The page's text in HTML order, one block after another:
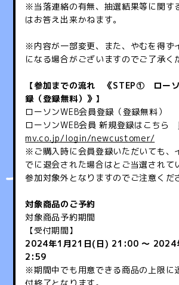
※当落連絡の有無、抽選結果等に関す
はお答え出来かねます。
※内容が一部変更、また、やむを得ず
になる場合がございますのでご了承く
【参加までの流れ 《STEP① ロー
録（登録無料）》】
ローソンWEB会員登録（登録無料）
ローソンWEB会員 新規登録はこちら
mv.co.jp/login/newcustomer/
※ご購入時に会員登録いただいても、
でに退会された場合はとご当選されて
参加対象外となりますのでご注意くだ
対象商品のご予約
対象商品予約期間
【受付期間】
2024年1月21日(日) 21:00 ～ 2024
2:59
※期間中でも用意できる商品の上限に